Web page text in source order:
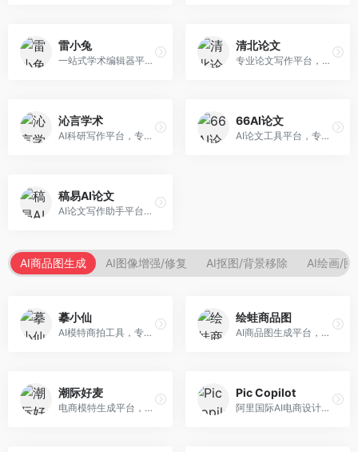
雷小兔
一站式学术编辑器平台，覆盖论文写作全流程。面向高校学生和科研人员，提供选题分析、文献检索、论文生成、查重降重等服务，操作流程清晰，学术写作效率显著提升。
清北论文
专业论文写作平台，依托高校学术资源。面向本科生和研究生，提供论文指导、写作辅助、查重检测等服务，学术规范性强，适合追求高质量论文的用户。
沁言学术
AI科研写作平台，专注于学术研究辅助。面向研究生和科研工作者，提供文献分析、研究方法指导、论文撰写等服务，学术资源丰富，研究支持全面。
66AI论文
AI论文工具平台，专注于高质量低查重论文生成。面向大学生和研究生，提供论文写作、降重修改等服务，生成内容原创度高，查重率低。
稿易AI论文
AI论文写作助手平台，提供智能化学术写作支持。面向高校学生，支持多种论文类型生成，提供参考文献管理和格式规范服务，操作流程简单。
AI商品图生成 AI图像增强/修复 AI抠图/背景移除 AI绘画/图
摹小仙
AI模特商拍工具，专注于服装电商。面向服装电商卖家，提供虚拟模特试穿、商品展示图生成等服务，模特形象多样，拍摄成本低。
绘蛙商品图
AI商品图生成平台，支持模特换装和场景生成。面向电商卖家，提供商品上身效果展示、场景化商品图生成等服务，电商营销效果显著。
潮际好麦
电商模特生成平台，支持AI虚拟模特创作。面向服装和配饰电商，提供模特试穿、商品展示、营销素材生成等服务，模特形象可定制。
Pic Copilot
阿里国际AI电商设计工具，专注于跨境电商。面向跨境电商卖家，提供商品图优化、营销海报生成、多语言适配等服务，海外市场适配性强。